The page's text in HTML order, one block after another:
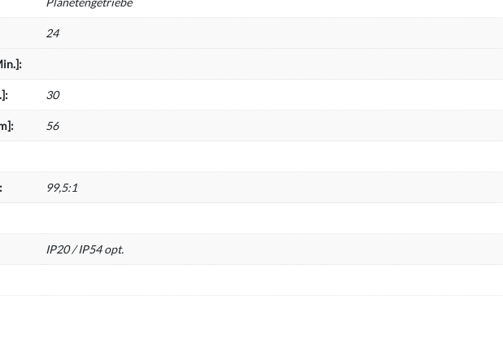
24
30
56
99,5:1
IP20 / IP54 opt.